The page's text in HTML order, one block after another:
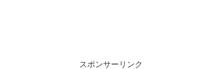
スポンサーリンク